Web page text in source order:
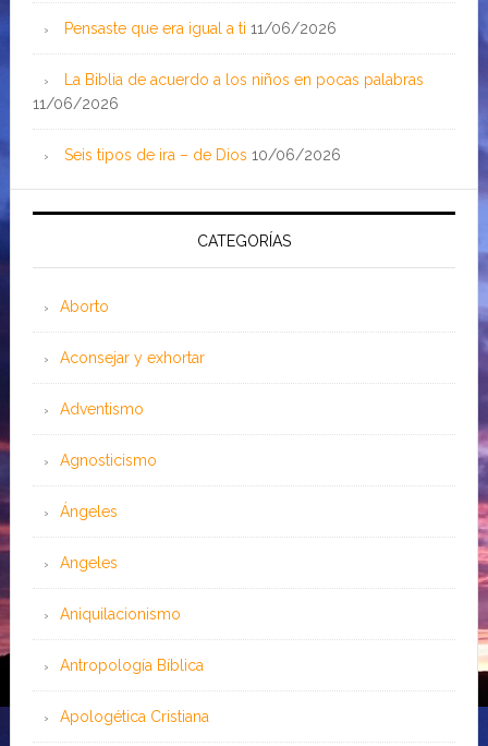
Pensaste que era igual a ti 11/06/2026
La Biblia de acuerdo a los niños en pocas palabras
11/06/2026
Seis tipos de ira – de Dios 10/06/2026
CATEGORÍAS
Aborto
Aconsejar y exhortar
Adventismo
Agnosticismo
Ángeles
Angeles
Aniquilacionismo
Antropología Bíblica
Apologética Cristiana